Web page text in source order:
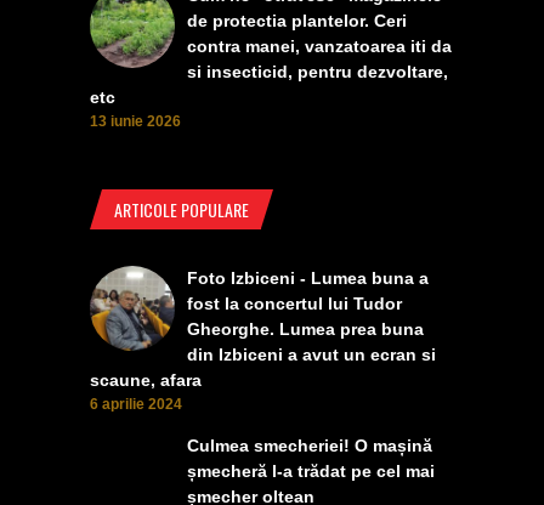
de protectia plantelor. Ceri
contra manei, vanzatoarea iti da
si insecticid, pentru dezvoltare,
etc
13 iunie 2026
ARTICOLE POPULARE
Foto Izbiceni - Lumea buna a
fost la concertul lui Tudor
Gheorghe. Lumea prea buna
din Izbiceni a avut un ecran si
scaune, afara
6 aprilie 2024
Culmea smecheriei! O mașină
șmecheră l-a trădat pe cel mai
șmecher oltean